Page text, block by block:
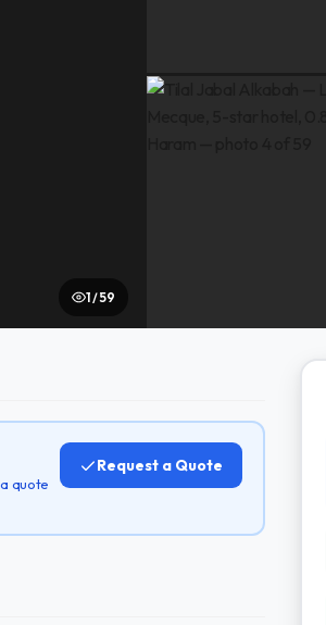
1 / 59
quote
Request a Quote